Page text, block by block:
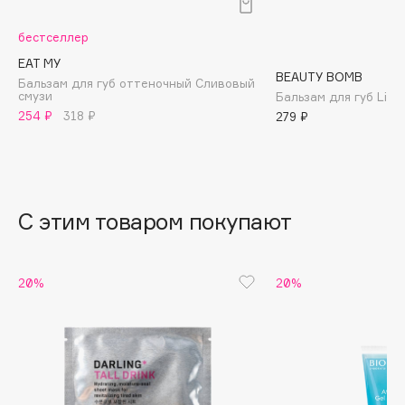
Balmain Hair Couture
Beauty Pati
beautyblender
Beverly Hills Polo Club
бестселлер
EAT MY
Бальзам для губ оттеночный Сливовый
смузи
254 ₽
318 ₽
BEAUTY BOMB
Бальзам для губ Lip
279 ₽
С этим товаром покупают
20% 20%